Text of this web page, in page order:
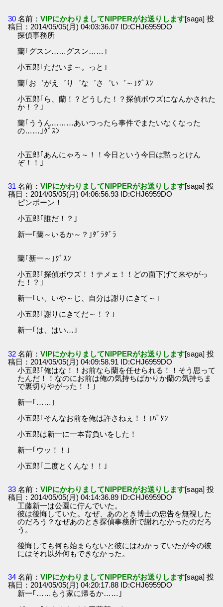
30 名前：VIPにかわりましてNIPPERがお送りします[saga] 投
稿日：2014/05/05(月) 04:03:36.07 ID:CHJ6959DO
探偵事務所
蘭｢グスン……グスン……｣
小五郎｢ただいま～。っと｣
蘭｢お゛がえ゛り゛な゛さ゛い゛～｣ｸﾞｽﾝ
小五郎｢ら、蘭！？どうした！？探偵ボウズになんかされた
か！？｣
蘭｢ううん………あいつったら事件でまたいなくなった
の……｣ｸﾞｽﾝ
小五郎｢あんにゃろ～！！今日という今日は黙っとけん
ぞ！！｣
31 名前：VIPにかわりましてNIPPERがお送りします[saga] 投
稿日：2014/05/05(月) 04:06:56.93 ID:CHJ6959DO
ピンポーン！
小五郎｢誰だ！？｣
新一｢蘭～いるか～？｣ﾀﾞﾗﾀﾞﾗ
蘭｢新一～｣ｸﾞｽﾝ
小五郎｢探偵ボウズ！！テメェ！！どの面下げて来やがっ
た！？｣
新一｢い、いや～じ、自分は謝りにきて～｣
小五郎｢謝りにきてだ～！？｣
新一｢は、はい…｣
32 名前：VIPにかわりましてNIPPERがお送りします[saga] 投
稿日：2014/05/05(月) 04:09:58.91 ID:CHJ6959DO
小五郎｢俺はな！！お前なら蘭を任せられる！！そう思って
たんだ！！なのにお前は俺の気持ちばかりか蘭の気持ちま
で裏切りやがった！！｣
新一｢……｣
小五郎｢そんなお前を俺は許さねぇ！！｣ﾊﾞﾀﾝ
小五郎は新一に一本背負いをした！
新一｢ウッ！！｣
小五郎｢二度とくんな！！｣
33 名前：VIPにかわりましてNIPPERがお送りします[saga] 投
稿日：2014/05/05(月) 04:14:36.89 ID:CHJ6959DO
工藤新一は公園に佇んでいた。
彼は後悔していた。なぜ、あのとき博士の忠告を無視した
のだろう？なぜあのとき探偵事務所で謝れなかったのだろ
う。
後悔しても何も始まらないと彼にはわかっていたが今の彼
にはそれ以外何もできなかった。
34 名前：VIPにかわりましてNIPPERがお送りします[saga] 投
稿日：2014/05/05(月) 04:20:17.88 ID:CHJ6959DO
新一｢……もう家に帰るか……｣